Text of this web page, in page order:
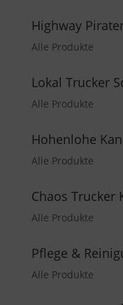
Highway
Alle Produkte
Lokal Trucker
Alle Produkte
Hohenlohe
Alle Produkte
Chaos Trucker
Alle Produkte
Pflege &
Alle Produkte